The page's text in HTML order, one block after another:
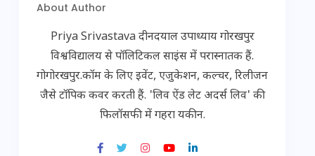
About Author
Priya Srivastava दीनदयाल उपाध्याय गोरखपुर
विश्वविद्यालय से पॉलिटिकल साइंस में परास्नातक हैं.
गोगोरखपुर.कॉम के लिए इवेंट, एजुकेशन, कल्चर, रिलीजन
जैसे टॉपिक कवर करती हैं. 'लिव ऐंड लेट अदर्स लिव' की
फिलॉसफी में गहरा यकीन.